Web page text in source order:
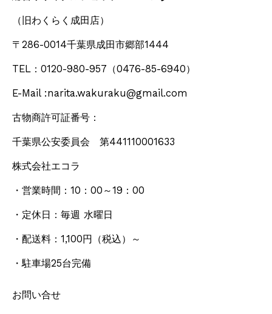
（旧わくらく成田店）
〒286-0014千葉県成田市郷部1444
TEL：0120-980-957 （0476-85-6940）
E-Mail :narita.wakuraku@gmail.com
古物商許可証番号：
千葉県公安委員会 第441110001633
株式会社エコラ
・営業時間：10：00～19：00
・定休日：毎週 水曜日
・配送料：1,100円 （税込） ～
・駐車場25台完備
お問い合せ